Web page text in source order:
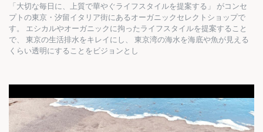
「大切な毎日に、上質で華やぐライフスタイルを提案する」 がコンセ
プトの東京・汐留イタリア街にあるオーガニックセレクトショップで
す。 エシカルやオーガニックに拘ったライフスタイルを提案すること
で、 東京の生活排水をキレイにし、 東京湾の海水を海底や魚が見える
くらい透明にすることをビジョンとし